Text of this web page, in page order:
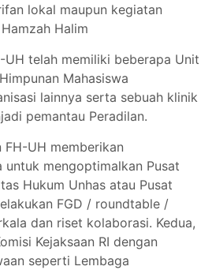
lokal maupun kegiatan
Halim
UH telah memiliki beberapa Unit
Mahasiswa
lainnya serta sebuah klinik
pemantau Peradilan.
FH-UH memberikan
untuk mengoptimalkan Pusat
Hukum Unhas atau Pusat
FGD / roundtable /
dan riset kolaborasi. Kedua,
Kejaksaan RI dengan
seperti Lembaga